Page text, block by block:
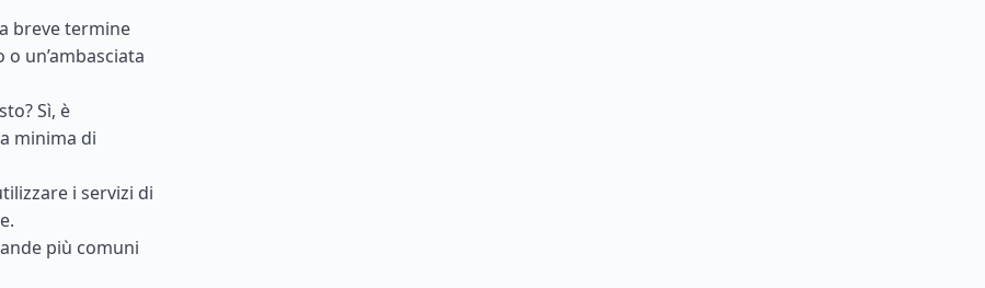
breve termine
un’ambasciata
Sì, è
minima di
i servizi di
più comuni